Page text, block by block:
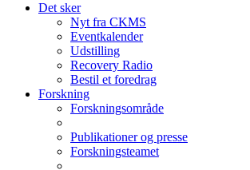
Det sker
Nyt fra CKMS
Eventkalender
Udstilling
Recovery Radio
Bestil et foredrag
Forskning
Forskningsområde
Publikationer og presse
Forskningsteamet